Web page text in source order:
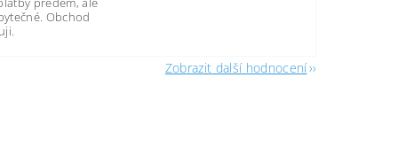
Obchod
Zobrazit další hodnocení